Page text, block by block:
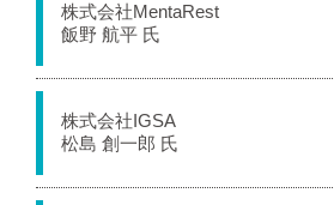
株式会社MentaRest
飯野 航平 氏
株式会社IGSA
松島 創一郎 氏